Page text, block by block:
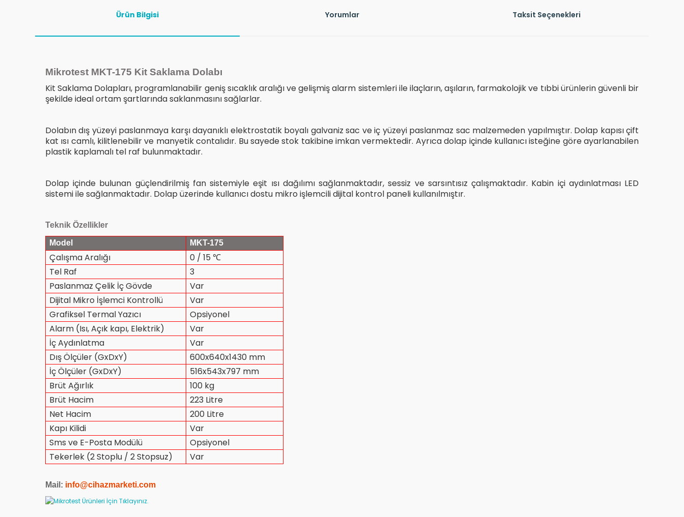
Ürün Bilgisi Yorumlar Taksit Seçenekleri
Mikrotest MKT-175 Kit Saklama Dolabı
Kit Saklama Dolapları, programlanabilir geniş sıcaklık aralığı ve gelişmiş alarm sistemleri ile ilaçların, aşıların, farmakolojik ve tıbbi ürünlerin güvenli bir
şekilde ideal ortam şartlarında saklanmasını sağlarlar.
Dolabın dış yüzeyi paslanmaya karşı dayanıklı elektrostatik boyalı galvaniz sac ve iç yüzeyi paslanmaz sac malzemeden yapılmıştır. Dolap kapısı çift
kat ısı camlı, kilitlenebilir ve manyetik contalıdır. Bu sayede stok takibine imkan vermektedir. Ayrıca dolap içinde kullanıcı isteğine göre ayarlanabilen
plastik kaplamalı tel raf bulunmaktadır.
Dolap içinde bulunan güçlendirilmiş fan sistemiyle eşit ısı dağılımı sağlanmaktadır, sessiz ve sarsıntısız çalışmaktadır. Kabin içi aydınlatması LED
sistemi ile sağlanmaktadır. Dolap üzerinde kullanıcı dostu mikro işlemcili dijital kontrol paneli kullanılmıştır.
Teknik Özellikler
Model MKT-175
Çalışma Aralığı 0 / 15 ℃
Tel Raf
3
Paslanmaz Çelik İç Gövde
Var
Dijital Mikro İşlemci Kontrollü
Var
Grafiksel Termal Yazıcı
Opsiyonel
Alarm (Isı, Açık kapı, Elektrik)
Var
İç Aydınlatma
Var
Dış Ölçüler (GxDxY)
600x640x1430 mm
İç Ölçüler (GxDxY)
516x543x797 mm
Brüt Ağırlık
100 kg
Brüt Hacim
223 Litre
Net Hacim
200 Litre
Kapı Kilidi
Var
Sms ve E-Posta Modülü
Opsiyonel
Tekerlek (2 Stoplu / 2 Stopsuz)
Var
Mail: info@cihazmarketi.com